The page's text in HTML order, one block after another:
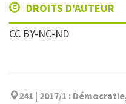
DROITS D'AUTEUR
CC BY-NC-ND
241 | 2017/1 :